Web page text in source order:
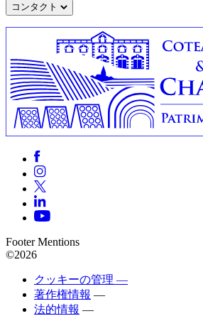
コンタクト
Footer Mentions
©2026
クッキーの管理 —
著作権情報 —
法的情報 —